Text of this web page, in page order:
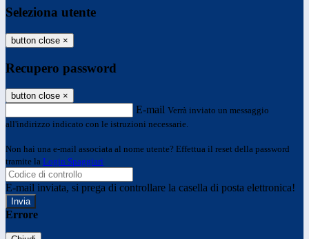
Seleziona utente
button close ×
Recupero password
button close ×
E-mail Verrà inviato un messaggio
all'indirizzo indicato con le istruzioni necessarie.
Non hai una e-mail associata al nome utente? Effettua il reset della password
tramite la Login Spaggiari
E-mail inviata, si prega di controllare la casella di posta elettronica!
Errore